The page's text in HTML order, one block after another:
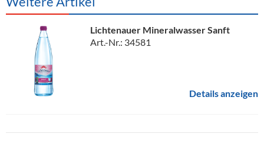
Lichtenauer Mineralwasser Sanft
Art.-Nr.: 34581
Details anzeigen